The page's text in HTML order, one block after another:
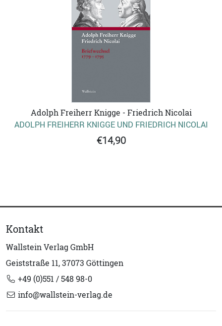
Adolph Freiherr Knigge - Friedrich Nicolai
ADOLPH FREIHERR KNIGGE UND FRIEDRICH NICOLAI
€14,90
Kontakt
Wallstein Verlag GmbH
Geiststraße 11, 37073 Göttingen
+49 (0)551 / 548 98-0
info@wallstein-verlag.de